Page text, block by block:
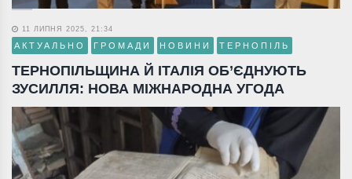
11 ЛИПНЯ 2025, 21:34
АКТУАЛЬНО ГРОМАДИ НОВИНИ ТЕРНОПІЛЬ
ТЕРНОПІЛЬЩИНА Й ІТАЛІЯ ОБ’ЄДНУЮТЬ
ЗУСИЛЛЯ: НОВА МІЖНАРОДНА УГОДА